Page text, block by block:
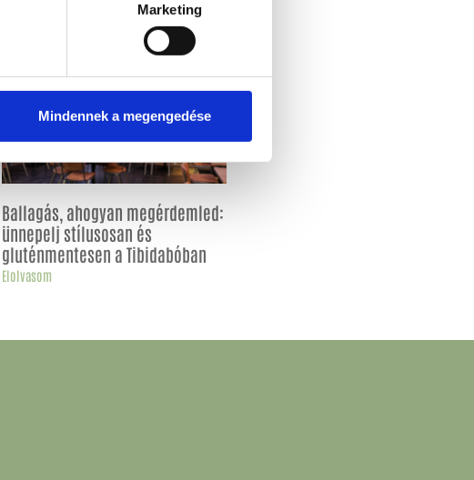
Marketing
Mindennek a megengedése
Ballagás, ahogyan megérdemled:
ünnepelj stílusosan és
gluténmentesen a Tibidabóban
Elolvasom